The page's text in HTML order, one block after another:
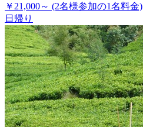
￥21,000～ (2名様参加の1名料金)
日帰り